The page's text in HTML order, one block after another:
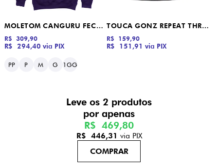
MOLETOM CANGURU FECHADO FLAME LOGO THRASHER VIOLETA
R$ 294,40 via PIX
R$ 309,90
PP P M G 1GG
TOUCA GONZ REPEAT THRASHER
R$ 151,91 via PIX
R$ 159,90
Leve os 2 produtos
R$ 469,80
R$ 446,31 via PIX